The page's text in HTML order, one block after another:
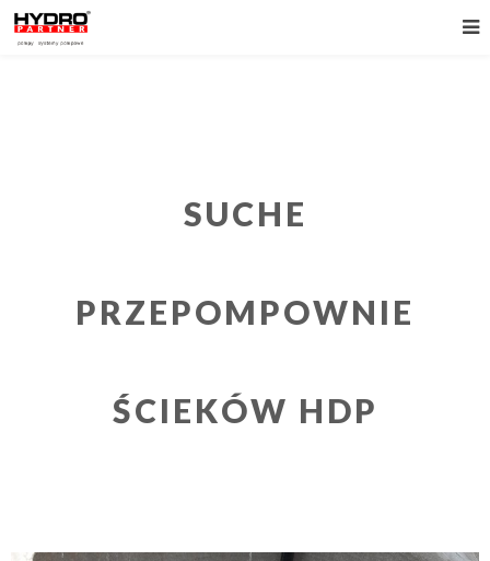
SUCHE
PRZEPOMPOWNIE
ŚCIEKÓW HDP